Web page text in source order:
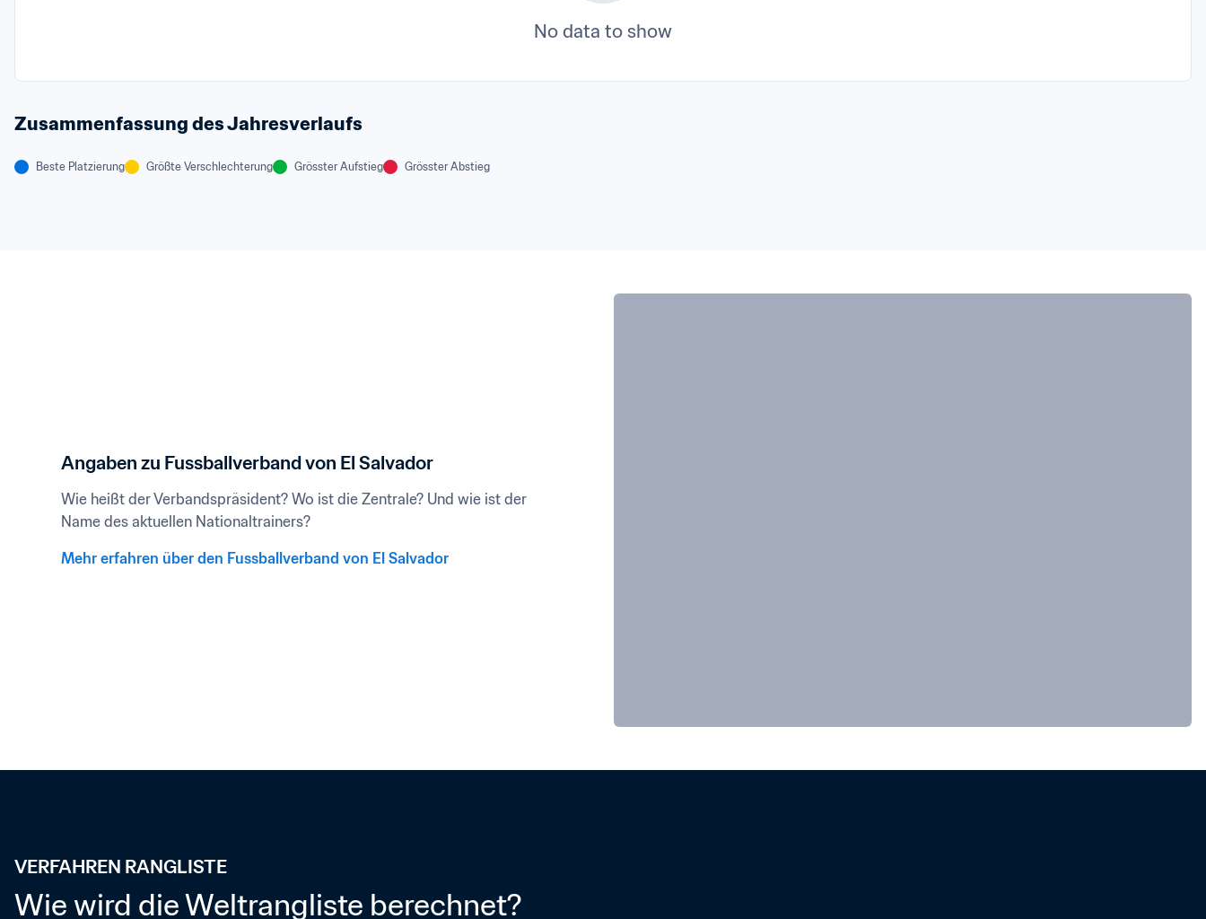
No data to show
Zusammenfassung des Jahresverlaufs
Beste Platzierung Größte Verschlechterung Grösster Aufstieg Grösster Abstieg
Angaben zu Fussballverband von El Salvador
Wie heißt der Verbandspräsident? Wo ist die Zentrale? Und wie ist der
Name des aktuellen Nationaltrainers?
Mehr erfahren über den Fussballverband von El Salvador
VERFAHREN RANGLISTE
Wie wird die Weltrangliste berechnet?